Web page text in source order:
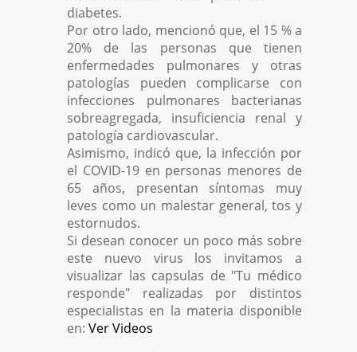
diabetes.
Por otro lado, mencionó que, el 15 % a
20% de las personas que tienen
enfermedades pulmonares y otras
patologías pueden complicarse con
infecciones pulmonares bacterianas
sobreagregada, insuficiencia renal y
patología cardiovascular.
Asimismo, indicó que, la infección por
el COVID-19 en personas menores de
65 años, presentan síntomas muy
leves como un malestar general, tos y
estornudos.
Si desean conocer un poco más sobre
este nuevo virus los invitamos a
visualizar las capsulas de "Tu médico
responde" realizadas por distintos
especialistas en la materia disponible
en: Ver Videos